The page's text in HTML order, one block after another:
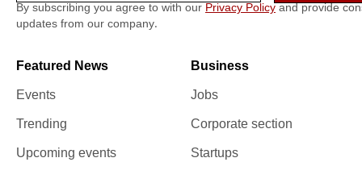
By subscribing you agree to with our Privacy Policy and provide
updates from our company.
Featured News
Events
Trending
Upcoming events
Business
Jobs
Corporate section
Startups